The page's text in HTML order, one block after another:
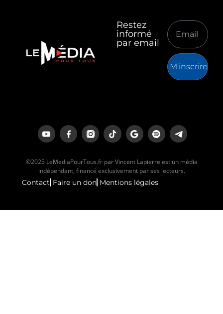
Restez
informé
par email
M'inscrire
©2025 LeMediaPourTous.fr par Vincent Lapierre est un média
indépendant, financé exclusivement par ses lecteurs.
Contact Faire un don Mentions légales